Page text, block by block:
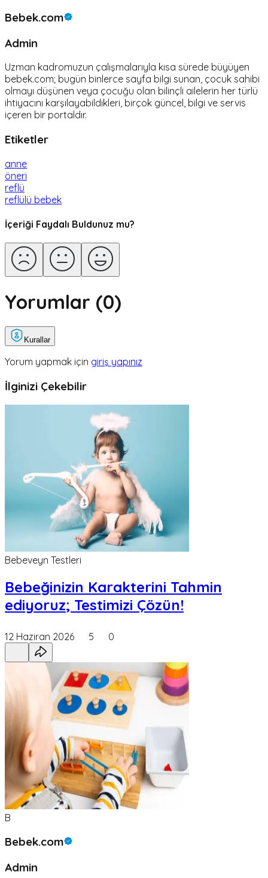
Bebek.com
Admin
Uzman kadromuzun çalışmalarıyla kısa sürede büyüyen
bebek.com; bugün binlerce sayfa bilgi sunan, çocuk sahibi
olmayı düşünen veya çocuğu olan bilinçli ailelerin her türlü
ihtiyacını karşılayabildikleri, birçok güncel, bilgi ve servis
içeren bir portaldır.
Etiketler
anne
öneri
reflü
reflülü bebek
İçeriği Faydalı Buldunuz mu?
Yorumlar (0)
Kurallar
Yorum yapmak için giriş yapınız
İlginizi Çekebilir
Bebeveyn Testleri
Bebeğinizin Karakterini Tahmin
ediyoruz; Testimizi Çözün!
12 Haziran 2026 5 0
B
Bebek.com
Admin